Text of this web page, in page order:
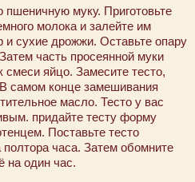
пшеничную муку. Приготовьте
молока и залейте им
и сухие дрожжи. Оставьте опару
часть просеянной муки
смеси яйцо. Замесите тесто,
самом конце замешивания
масло. Тесто у вас
придайте тесту форму
Поставьте тесто
часа. Затем обомните
на один час.